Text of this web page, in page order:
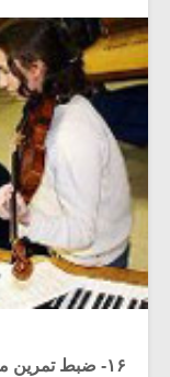
۱۶- ضبط تمرین